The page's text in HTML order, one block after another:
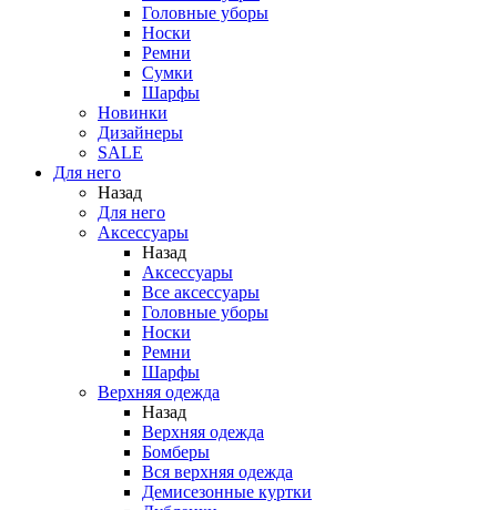
Головные уборы
Носки
Ремни
Сумки
Шарфы
Новинки
Дизайнеры
SALE
Для него
Назад
Для него
Аксессуары
Назад
Аксессуары
Все аксессуары
Головные уборы
Носки
Ремни
Шарфы
Верхняя одежда
Назад
Верхняя одежда
Бомберы
Вся верхняя одежда
Демисезонные куртки